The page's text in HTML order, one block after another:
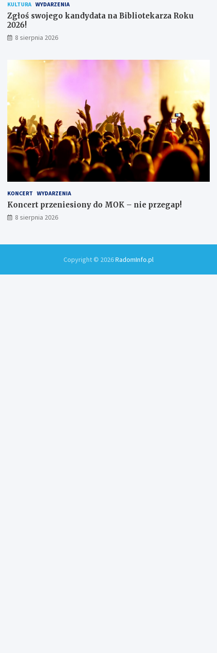
ó
w
KULTURA WYDARZENIA
Zgłoś swojego kandydata na Bibliotekarza Roku
2026!
8 sierpnia 2026
KONCERT WYDARZENIA
Koncert przeniesiony do MOK – nie przegap!
8 sierpnia 2026
Copyright © 2026RadomInfo.pl